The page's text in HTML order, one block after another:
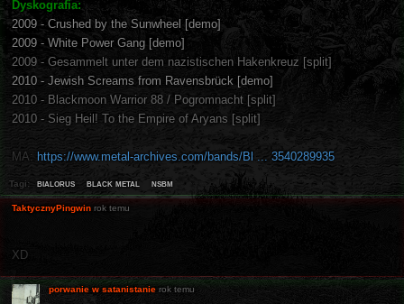
Dyskografia:
2009 - Crushed by the Sunwheel [demo]
2009 - White Power Gang [demo]
2009 - Gesammelt unter dem nazistischen Hakenkreuz [split]
2010 - Jewish Screams from Ravensbrück [demo]
2010 - Blackmoon Warrior 88 / Pogromnacht [split]
2010 - Sieg Heil! To the Empire of Aryans [split]
MA: https://www.metal-archives.com/bands/Bl ... 3540289935
Tagi: bialorus black metal nsbm
TaktycznyPingwin rok temu
XD
porwanie w satanistanie rok temu